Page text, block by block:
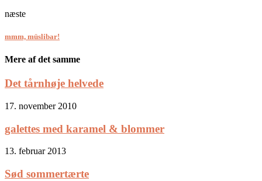
næste
mmm, müslibar!
Mere af det samme
Det tårnhøje helvede
17. november 2010
galettes med karamel & blommer
13. februar 2013
Sød sommertærte